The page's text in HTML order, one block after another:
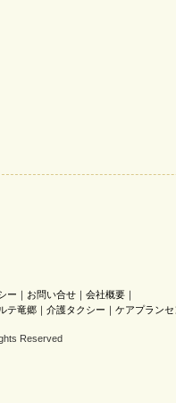
ー ｜ お問い合せ ｜ 会社概要 ｜
テ竜郷 ｜ 介護タクシー ｜ ケアプラン
Reserved